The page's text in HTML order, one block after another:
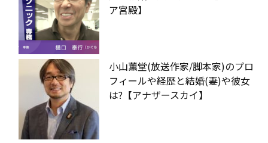
ア宮殿】
小山薫堂(放送作家/脚本家)のプロ
フィールや経歴と結婚(妻)や彼女
は?【アナザースカイ】